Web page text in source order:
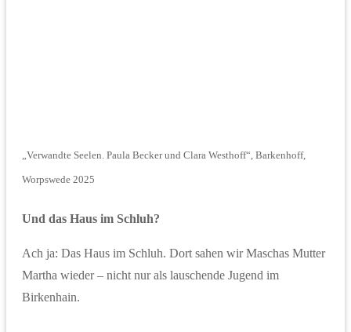
„Verwandte Seelen. Paula Becker und Clara Westhoff“, Barkenhoff,
Worpswede 2025
Und das Haus im Schluh?
Ach ja: Das Haus im Schluh. Dort sahen wir Maschas Mutter
Martha wieder – nicht nur als lauschende Jugend im
Birkenhain.